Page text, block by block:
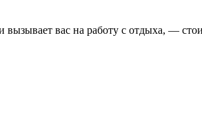
вызывает вас на работу с отдыха, —